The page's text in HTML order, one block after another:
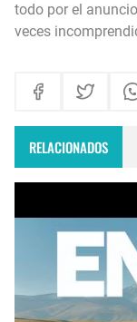
todo por el
veces
RELACIONADOS